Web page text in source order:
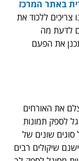
באתר המרכז
צריכים ללכוד את
לדעת מה
את הפעם
את האורחים
לספק תמונות
סוגים שונים של
שיקולים רבים